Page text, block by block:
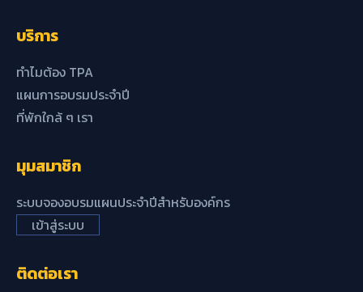
บริการ
ทำไมต้อง TPA
แผนการอบรมประจำปี
ที่พักใกล้ ๆ เรา
มุมสมาชิก
ระบบจองอบรมแผนประจำปีสำหรับองค์กร
เข้าสู่ระบบ
ติดต่อเรา